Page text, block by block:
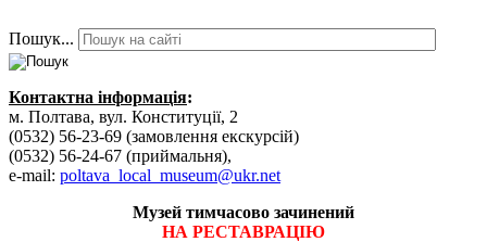
Пошук...
Контактна інформація:
м. Полтава, вул. Конституції, 2
(0532) 56-23-69 (замовлення екскурсій)
(0532) 56-24-67 (приймальня),
e-mail: poltava_local_museum@ukr.net
Музей тимчасово зачинений
НА РЕСТАВРАЦІЮ